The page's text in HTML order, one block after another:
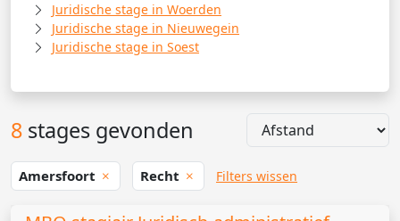
Juridische stage in Woerden
Juridische stage in Nieuwegein
Juridische stage in Soest
8 stages gevonden
Amersfoort Recht Filters wissen